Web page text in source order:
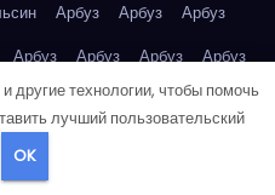
Арбуз Арбуз
Арбуз
Арбуз Арбуз Арбуз
Арбуз
Баскервилей
Банан
Банан
другие технологии, чтобы помочь
лучший пользовательский
OK